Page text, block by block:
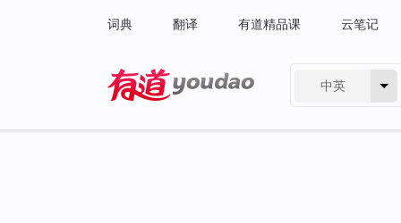
词典 翻译 有道精品课 云笔记
中英